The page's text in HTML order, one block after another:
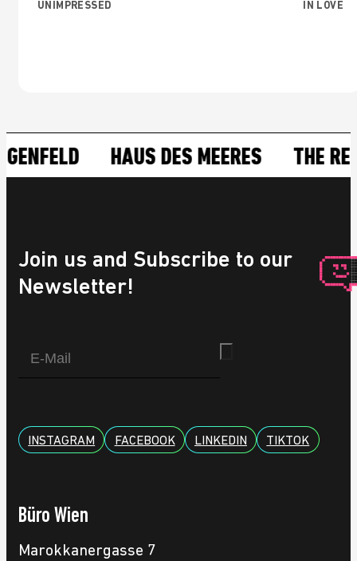
UNIMPRESSED IN LOVE
HAUS DES MEERES THE RESORT
Join us and Subscribe to our
Newsletter!
INSTAGRAM FACEBOOK LINKEDIN TIKTOK
Büro Wien
Marokkanergasse 7